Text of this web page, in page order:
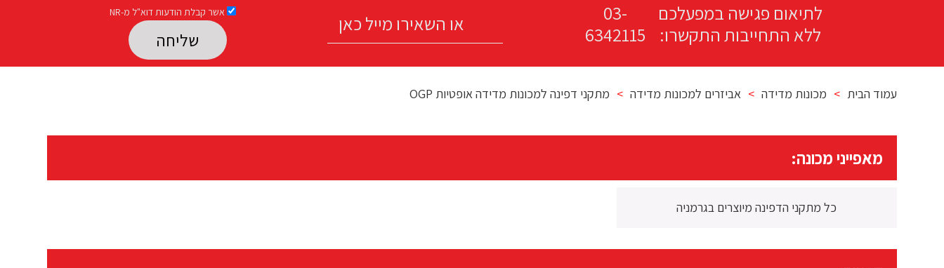
לתיאום פגישה במפעלכם
ללא התחייבות התקשרו:
03-
6342115
אשר קבלת הודעות דוא"ל מ-NR
Please leave this field empty.
עמוד הבית > מכונות מדידה > אביזרים למכונות מדידה > מתקני דפינה למכונות מדידה אופטיות OGP
מאפייני מכונה:
כל מתקני הדפינה מיוצרים בגרמניה